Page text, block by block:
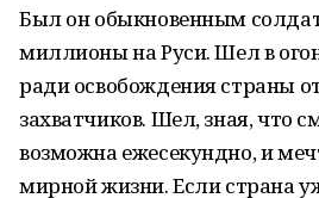
Был он обыкновенным
миллионы на Руси. Шел в
ради освобождения страны
захватчиков. Шел, зная, что
возможна ежесекундно, и
мирной жизни. Если страна